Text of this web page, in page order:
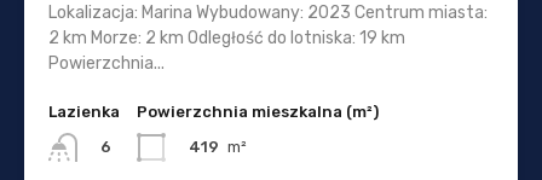
Lokalizacja: Marina Wybudowany: 2023 Centrum miasta:
2 km Morze: 2 km Odległość do lotniska: 19 km
Powierzchnia...
Lazienka
6
Powierzchnia mieszkalna (m²)
419 m²